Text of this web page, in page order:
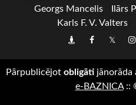
Georgs Mancelis
Ilārs
Karls F. V. Valters
DraugiemFacebook
Twitter
Pārpublicējot obligāti jānorāda
e-BAZNICA::